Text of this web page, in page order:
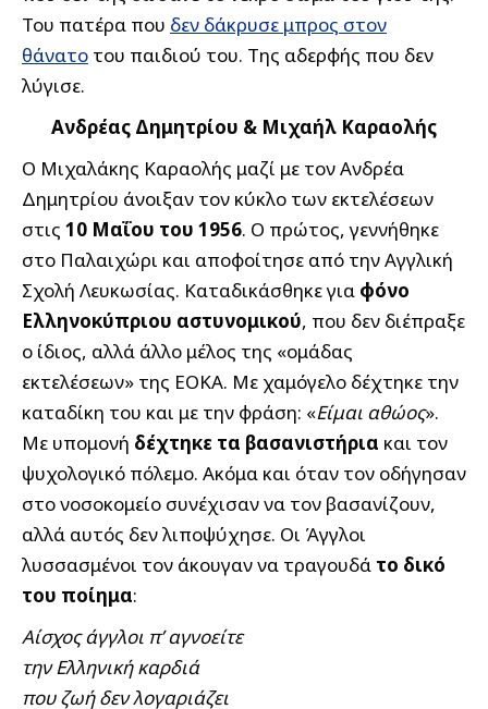
Του πατέρα που δεν δάκρυσε μπρος στον
θάνατο του παιδιού του. Της αδερφής που δεν
λύγισε.
Ανδρέας Δημητρίου & Μιχαήλ Καραολής
Ο Μιχαλάκης Καραολής μαζί με τον Ανδρέα
Δημητρίου άνοιξαν τον κύκλο των εκτελέσεων
στις 10 Μαΐου του 1956. Ο πρώτος, γεννήθηκε
στο Παλαιχώρι και αποφοίτησε από την Αγγλική
Σχολή Λευκωσίας. Καταδικάσθηκε για φόνο
Ελληνοκύπριου αστυνομικού, που δεν διέπραξε
ο ίδιος, αλλά άλλο μέλος της «ομάδας
εκτελέσεων» της ΕΟΚΑ. Με χαμόγελο δέχτηκε την
καταδίκη του και με την φράση: «Είμαι αθώος».
Με υπομονή δέχτηκε τα βασανιστήρια και τον
ψυχολογικό πόλεμο. Ακόμα και όταν τον οδήγησαν
στο νοσοκομείο συνέχισαν να τον βασανίζουν,
αλλά αυτός δεν λιποψύχησε. Οι Άγγλοι
λυσσασμένοι τον άκουγαν να τραγουδά το δικό
του ποίημα:
Αίσχος άγγλοι π’ αγνοείτε
την Ελληνική καρδιά
που ζωή δεν λογαριάζει